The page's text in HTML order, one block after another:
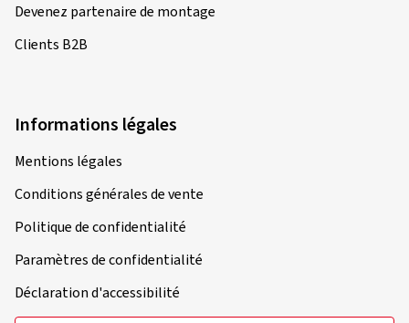
Devenez partenaire de montage
Clients B2B
Informations légales
Mentions légales
Conditions générales de vente
Politique de confidentialité
Paramètres de confidentialité
Déclaration d'accessibilité